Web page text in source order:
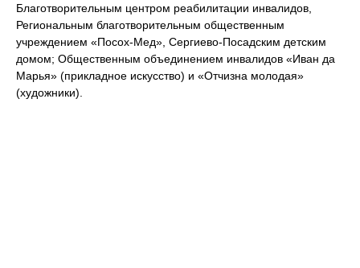
Благотворительным центром реабилитации инвалидов,
Региональным благотворительным общественным
учреждением «Посох-Мед», Сергиево-Посадским детским
домом; Общественным объединением инвалидов «Иван да
Марья» (прикладное искусство) и «Отчизна молодая»
(художники).